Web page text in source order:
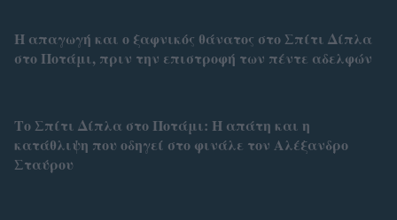
Η απαγωγή και ο ξαφνικός θάνατος στο Σπίτι Δίπλα
στο Ποτάμι, πριν την επιστροφή των πέντε αδελφών
Το Σπίτι Δίπλα στο Ποτάμι: Η απάτη και η
κατάθλιψη που οδηγεί στο φινάλε τον Αλέξανδρο
Σταύρου